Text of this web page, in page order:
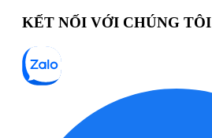
KẾT NỐI VỚI CHÚNG TÔI